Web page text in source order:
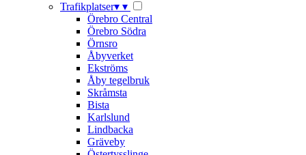
Trafikplatser▾ ▾
Örebro Central
Örebro Södra
Örnsro
Åbyverket
Ekströms
Åby tegelbruk
Skråmsta
Bista
Karlslund
Lindbacka
Gräveby